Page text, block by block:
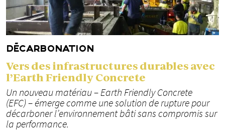
DÉCARBONATION
Vers des infrastructures durables avec
l’Earth Friendly Concrete
Un nouveau matériau – Earth Friendly Concrete
(EFC) – émerge comme une solution de rupture pour
décarboner l’environnement bâti sans compromis sur
la performance.